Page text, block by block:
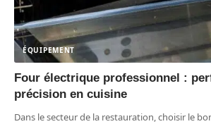
ÉQUIPEMENT
Four électrique professionnel :
précision en cuisine
Dans le secteur de la restauration, choisir le